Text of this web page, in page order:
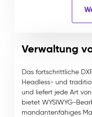
Verwaltung
Das fortschrittliche
Headless- und
und liefert jede Art
bietet WYSIWYG-
mandantenfähiges